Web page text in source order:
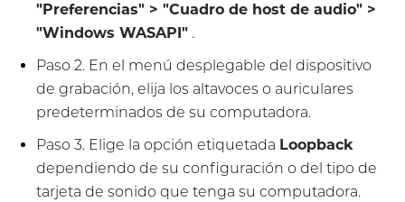
"Preferencias" > "Cuadro de host de audio" >
"Windows WASAPI" .
Paso 2. En el menú desplegable del dispositivo
de grabación, elija los altavoces o auriculares
predeterminados de su computadora.
Paso 3. Elige la opción etiquetada Loopback
dependiendo de su configuración o del tipo de
tarjeta de sonido que tenga su computadora.